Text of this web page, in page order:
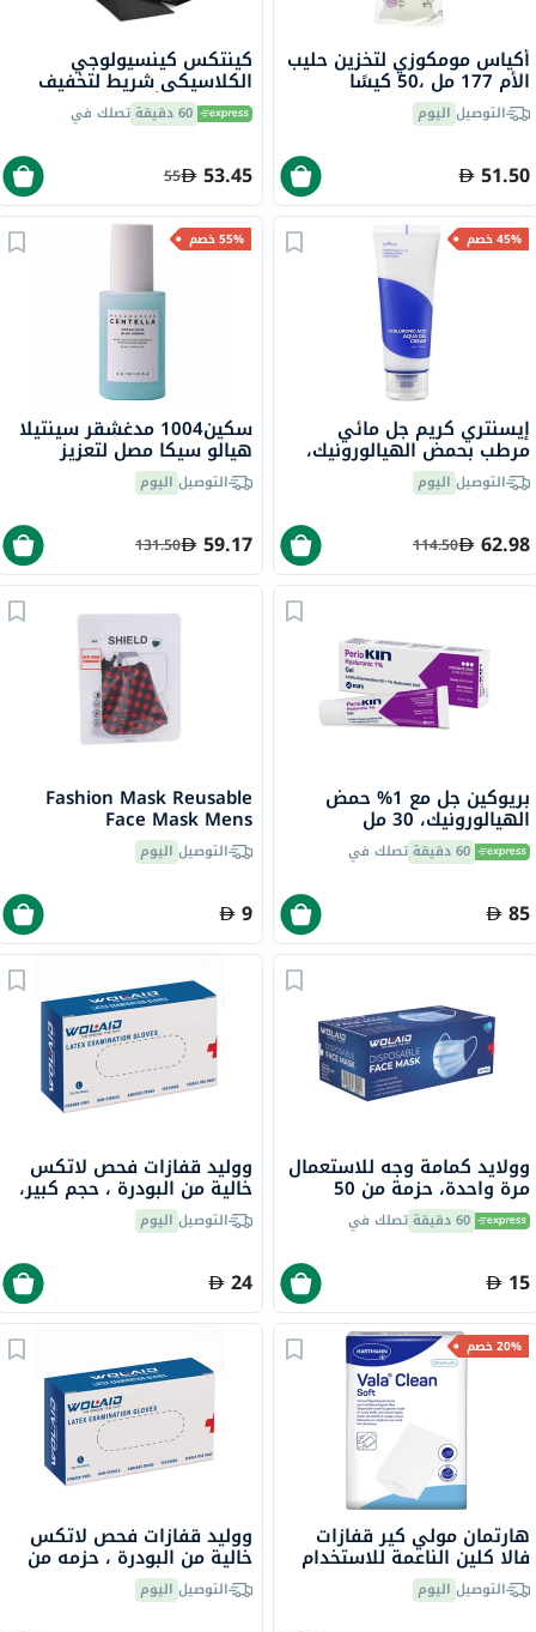
أكياس مومكوزي لتخزين حليب
الأم 177 مل ،50 كيسًا
التوصيل اليوم
51.50
كينتكس كينسيولوجي
الكلاسيكي شريط لتخفيف
500 سم 60 دقيقة تصلك في
53.45
55
45% خصم
إيسنتري كريم جل مائي
مرطب بحمض الهيالورونيك،
100 ملالتوصيل اليوم
62.98
114.50
55% خصم
سكين1004 مدغشقر سينتيلا
هيالو سيكا مصل لتعزيز
ترطيب البشرة، 50 مل
التوصيل اليوم
59.17
131.50
بريوكين جل مع 1% حمض
الهيالورونيك، 30 مل
60 دقيقة تصلك في
85
Fashion Mask Reusable
Face Mask Mens
Medium/Large ILS007
التوصيل اليوم
9
وولايد كمامة وجه للاستعمال
مرة واحدة، حزمة من 50
60 دقيقة تصلك في
15
ووليد قفازات فحص لاتكس
خالية من البودرة ، حجم كبير،
حزمه من 100
التوصيل اليوم
24
20% خصم
هارتمان مولي كير قفازات
فالا كلين الناعمة للاستخدام
مرة واحدة حزمة من 50 قطعة
التوصيل اليوم
ووليد قفازات فحص لاتكس
خالية من البودرة ، حزمه من
100التوصيل اليوم